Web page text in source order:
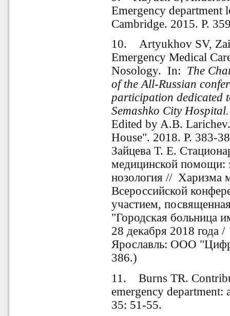
Emergency department
Cambridge. 2015. P.
10. Artyukhov SV,
Emergency Medical
Nosology. In: The
of the All-Russian
participation dedicated
Semashko City
Edited by A.B.
House". 2018. P. 383-
Зайцева Т. Е.
медицинской помощи:
нозология // Харизма
Всероссийской
участием,
"Городская больница
28 декабря 2018 года /
Ярославль: OOO
386.)
11. Burns TR.
emergency department:
35: 51-55.